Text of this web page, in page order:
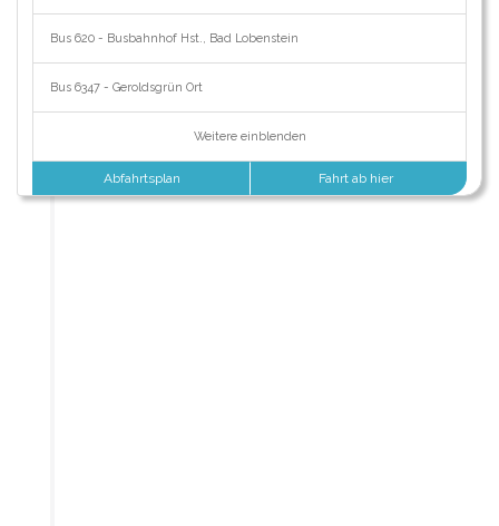
Bus 620 - Busbahnhof Hst., Bad Lobenstein
Bus 6347 - Geroldsgrün Ort
Weitere einblenden
Abfahrtsplan Fahrt ab hier